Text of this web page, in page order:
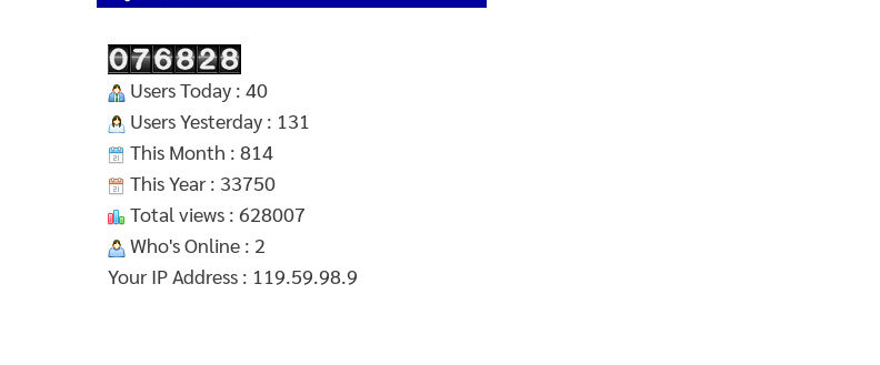
Users Today : 40
Users Yesterday : 131
This Month : 814
This Year : 33750
Total views : 628007
Who's Online : 2
Your IP Address : 119.59.98.9